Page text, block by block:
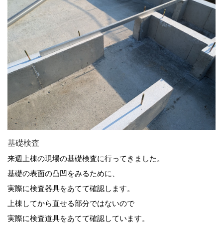
基礎検査
来週上棟の現場の基礎検査に行ってきました。
基礎の表面の凸凹をみるために、
実際に検査器具をあてて確認します。
上棟してから直せる部分ではないので
実際に検査道具をあてて確認しています。